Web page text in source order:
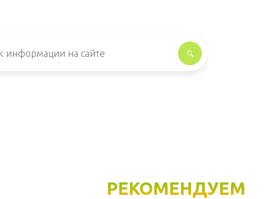
РЕКОМЕНДУЕМ